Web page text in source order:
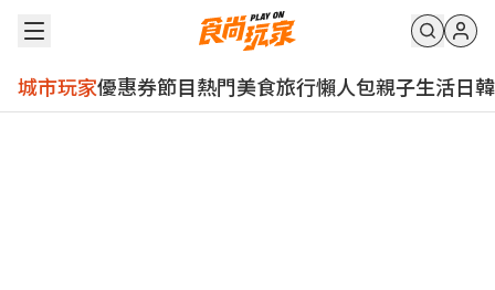
城市玩家優惠券節目熱門美食旅行懶人包親子生活日韓